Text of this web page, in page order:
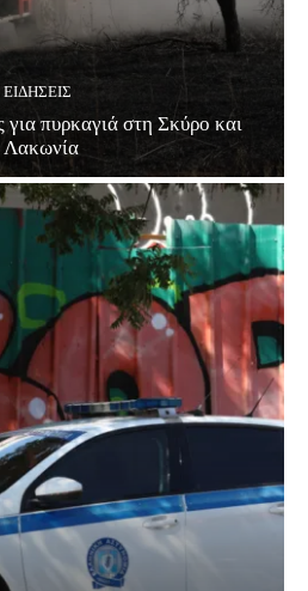
ΕΙΔΗΣΕΙΣ
πυρκαγιά στη Σκύρο και
Λακωνία